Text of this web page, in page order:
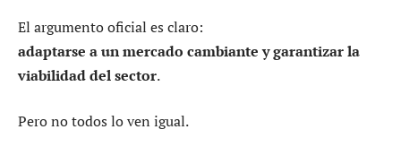
El argumento oficial es claro:
adaptarse a un mercado cambiante y garantizar la
viabilidad del sector.
Pero no todos lo ven igual.